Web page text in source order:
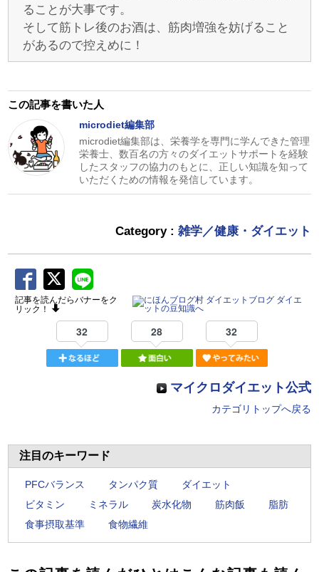
ることが大事です。
そして筋トレ後のお酒は、筋肉増強を妨げること
があるので控えめに！
この記事を書いた人
microdiet編集部
microdiet編集部は、栄養学を専門に学んできた管理
栄養士、数百名の方々のダイエットサポートを経験
したスタッフの協力のもとに、正しい知識を知って
いただくための情報を発信しています。
Category : 雑学／健康・ダイエット
記事を読んだらバナーをク
リック！
32 28 32
マイクロダイエット公式
カテゴリトップへ戻る
注目のキーワード
PFCバランス タンパク質
ダイエット
ビタミン
ミネラル 炭水化物 筋肉飯
脂肪
食事摂取基準
食物繊維